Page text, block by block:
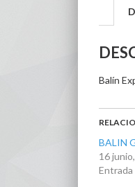
Balín
BALIN
16
Entrada